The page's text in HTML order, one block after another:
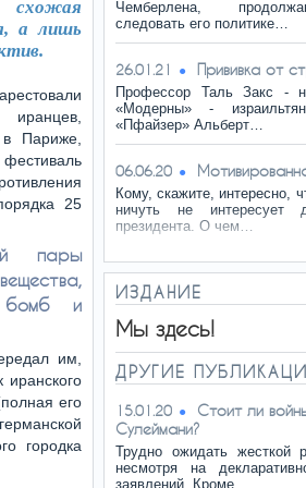
схожая
а лишь
Париже,
25
пары
бомб и
им,
иранского
его
городка
Чемберлена,
следовать его политике…
26.01.21 Прививка от
Профессор Таль Закс -
«Модерны» -
«Пфайзер» Альберт…
06.06.20
Кому, скажите, интересно,
ничуть не интересует
президента. О чем…
ИЗДАНИЕ
Мы здесь!
ДРУГИЕ
15.01.20
Стоит ли
Сулеймани?
Трудно ожидать жесткой
несмотря на
заявлений. Кроме…